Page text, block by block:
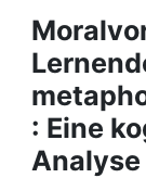
Projects
People
: Eine